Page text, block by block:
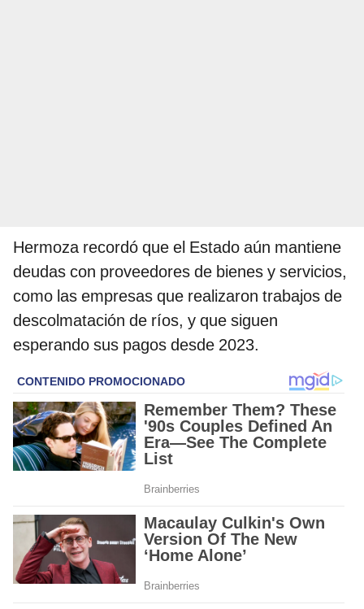
Hermoza recordó que el Estado aún mantiene
deudas con proveedores de bienes y servicios,
como las empresas que realizaron trabajos de
descolmatación de ríos, y que siguen
esperando sus pagos desde 2023.